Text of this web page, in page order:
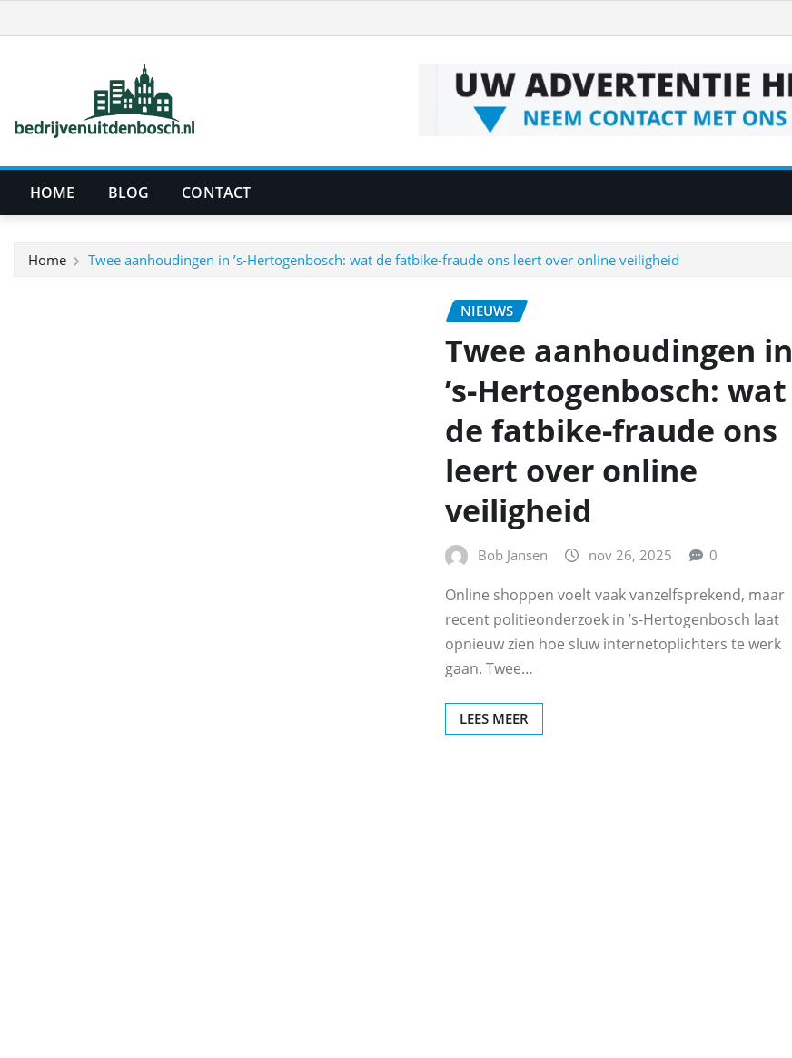
naar
HOME BLOG CONTACT
Home Twee aanhoudingen in ’s‑Hertogenbosch: wat de fatbike‑fraude ons leert over online veiligheid
NIEUWS
Twee aanhoudingen in
’s‑Hertogenbosch: wat
de fatbike‑fraude ons
leert over online
veiligheid
Bob Jansen nov 26, 2025 0
Online shoppen voelt vaak vanzelfsprekend, maar
recent politieonderzoek in ’s‑Hertogenbosch laat
opnieuw zien hoe sluw internetoplichters te werk
gaan. Twee…
LEES MEER